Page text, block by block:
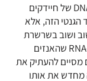
בניסויים נוספים גילו החוקרים להפתעתם של-DNA של חיידקים
הגנטי הזה, אלא
ושוב בשרשרת
ארוכה, עד ארבעים פעם. התברר שמולקולת ה-RNA שהאנזים
מסיים להעתיק את
מחדש את אותו